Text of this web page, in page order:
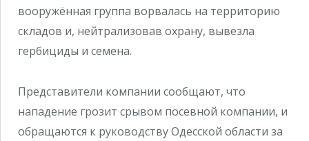
вооружённая группа ворвалась на территорию
складов и, нейтрализовав охрану, вывезла
гербициды и семена.
Представители компании сообщают, что
нападение грозит срывом посевной компании, и
обращаются к руководству Одесской области за